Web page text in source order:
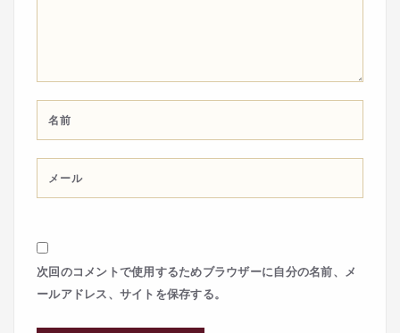
次回のコメントで使用するためブラウザーに自分の名前、メ
ールアドレス、サイトを保存する。